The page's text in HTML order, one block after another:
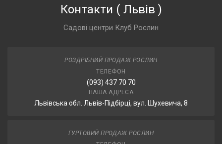
Контакти ( Львів )
Садові центри Клуб Рослин
РОЗДРІБНИЙ ПРОДАЖ РОСЛИН
ТЕЛЕФОН
(093) 437 70 70
НАША АДРЕСА
Львівська обл. Львів-Підбірці, вул. Шухевича, 8
ГУРТОВИЙ ПРОДАЖ РОСЛИН